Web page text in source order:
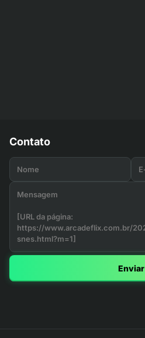
Contato
Enviar